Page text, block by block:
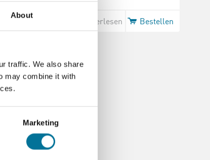
About
traffic. We also share
may combine it with
Marketing
Bestellen Weiterlesen Bestellen